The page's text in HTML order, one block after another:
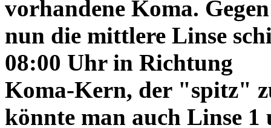
vorhandene Koma.
nun die mittlere Linse
08:00 Uhr in Richtung
Koma-Kern, der "spitz"
könnte man auch Linse